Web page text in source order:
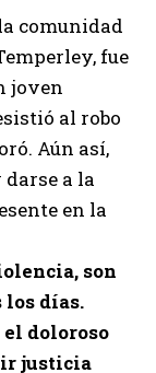
comunidad
fue
joven
al robo
Aún así,
a la
en la
son
los días.
doloroso
justicia